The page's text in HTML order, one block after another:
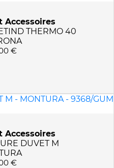
Accessoires
THERMO 40
€
Accessoires
DUVET M
€